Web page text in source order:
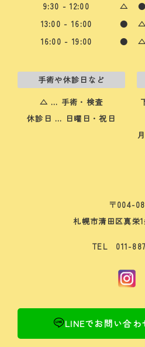
9:30 - 12:00
△ ●
13:00 - 16:00
● △
16:00 - 19:00
● △
手術や休診日など
△ … 手術・検査
休診日 … 日曜日・祝日
〒004-
札幌市清田区真栄
TEL 011-
LINEでお問い合